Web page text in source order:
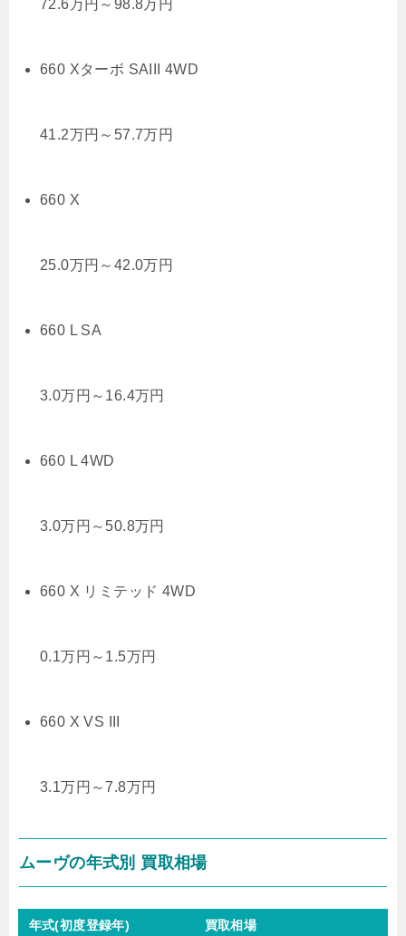
72.6万円 ～ 98.8万円
660 Xターボ SAIII 4WD
41.2万円 ～ 57.7万円
660 X
25.0万円 ～ 42.0万円
660 L SA
3.0万円 ～ 16.4万円
660 L 4WD
3.0万円 ～ 50.8万円
660 X リミテッド 4WD
0.1万円 ～ 1.5万円
660 X VS III
3.1万円 ～7.8万円
ムーヴの年式別 買取相場
年式(初度登録年) 買取相場